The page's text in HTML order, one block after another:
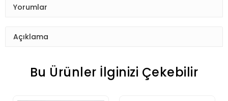
Yorumlar
Açıklama
Bu Ürünler İlginizi Çekebilir